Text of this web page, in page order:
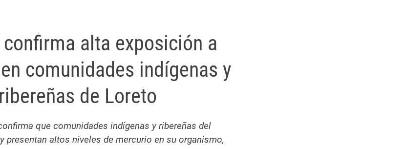
alta exposición a
comunidades indígenas y
ribereñas de Loreto
que comunidades indígenas y ribereñas del
presentan altos niveles de mercurio en su organismo,